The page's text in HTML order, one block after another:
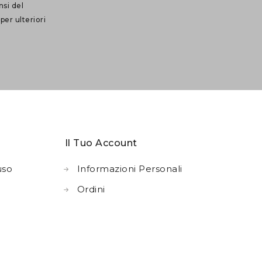
del
per ulteriori
Il Tuo Account
Informazioni Personali
Ordini